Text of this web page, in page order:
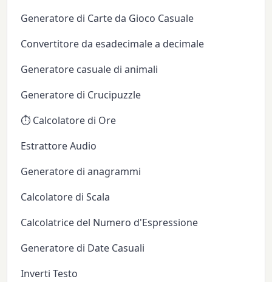
Generatore di Carte da Gioco Casuale
Convertitore da esadecimale a decimale
Generatore casuale di animali
Generatore di Crucipuzzle
⏱️ Calcolatore di Ore
Estrattore Audio
Generatore di anagrammi
Calcolatore di Scala
Calcolatrice del Numero d'Espressione
Generatore di Date Casuali
Inverti Testo